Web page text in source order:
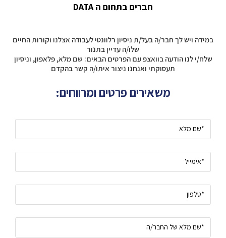
חברים בתחום ה DATA
במידה ויש לך חבר/ה בעל/ת ניסיון רלוונטי לעבודה אצלנו וקורות החיים
שלו/ה עדיין בתנור
שלח/י לנו הודעה בוואצפ עם הפרטים הבאים: שם מלא, פלאפון, וניסיון
תעסוקתי ואנחנו ניצור איתו/ה קשר בהקדם
משאירים פרטים ומרווחים: